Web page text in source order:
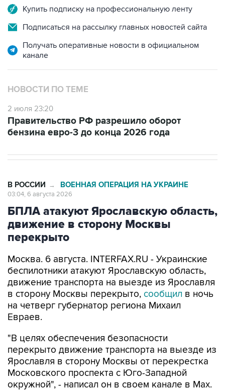
Купить подписку на профессиональную ленту
Подписаться на рассылку главных новостей сайта
Получать оперативные новости в официальном
канале
НОВОСТИ ПО ТЕМЕ
2 июля 23:20
Правительство РФ разрешило оборот
бензина евро-3 до конца 2026 года
В РОССИИ → ВОЕННАЯ ОПЕРАЦИЯ НА УКРАИНЕ
03:04, 6 августа 2026
БПЛА атакуют Ярославскую область,
движение в сторону Москвы
перекрыто
Москва. 6 августа. INTERFAX.RU - Украинские
беспилотники атакуют Ярославскую область,
движение транспорта на выезде из Ярославля
в сторону Москвы перекрыто, сообщил в ночь
на четверг губернатор региона Михаил
Евраев.
"В целях обеспечения безопасности
перекрыто движение транспорта на выезде из
Ярославля в сторону Москвы от перекрестка
Московского проспекта с Юго-Западной
окружной", - написал он в своем канале в Мах.